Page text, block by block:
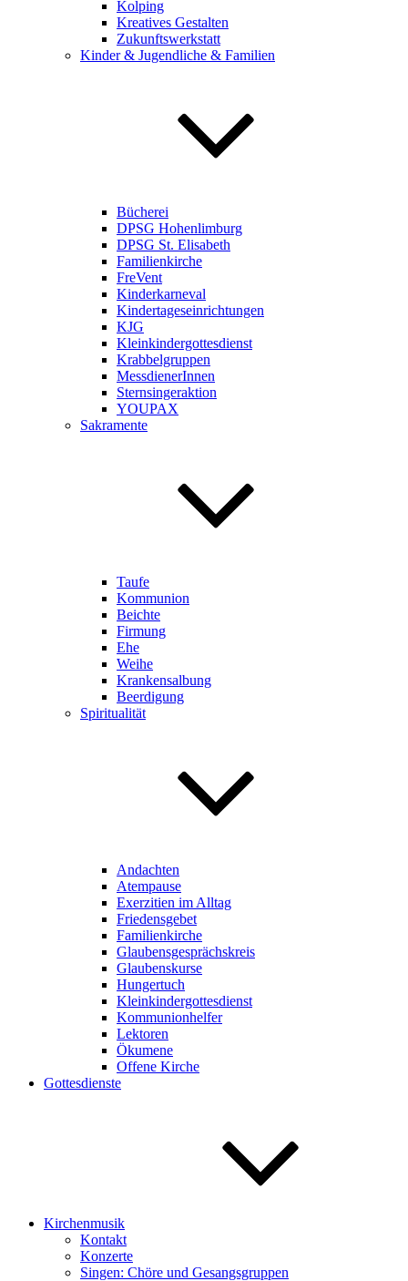
Kolping
Kreatives Gestalten
Zukunftswerkstatt
Kinder & Jugendliche & Familien
Bücherei
DPSG Hohenlimburg
DPSG St. Elisabeth
Familienkirche
FreVent
Kinderkarneval
Kindertageseinrichtungen
KJG
Kleinkindergottesdienst
Krabbelgruppen
MessdienerInnen
Sternsingeraktion
YOUPAX
Sakramente
Taufe
Kommunion
Beichte
Firmung
Ehe
Weihe
Krankensalbung
Beerdigung
Spiritualität
Andachten
Atempause
Exerzitien im Alltag
Friedensgebet
Familienkirche
Glaubensgesprächskreis
Glaubenskurse
Hungertuch
Kleinkindergottesdienst
Kommunionhelfer
Lektoren
Ökumene
Offene Kirche
Gottesdienste
Kirchenmusik
Kontakt
Konzerte
Singen: Chöre und Gesangsgruppen